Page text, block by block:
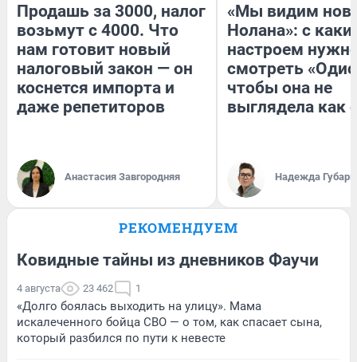
Продашь за 3000, налог
возьмут с 4000. Что
нам готовит новый
налоговый закон — он
коснется импорта и
даже репетиторов
Анастасия Завгородняя
«Мы видим
Нолана»: с
настроем
смотреть
чтобы она не
выглядела как
Надежда Губарь
РЕКОМЕНДУЕМ
Ковидные тайны из дневников Фаучи
4 августа 23 462 1
«Долго боялась выходить на улицу». Мама
искалеченного бойца СВО — о том, как спасает сына,
который разбился по пути к невесте